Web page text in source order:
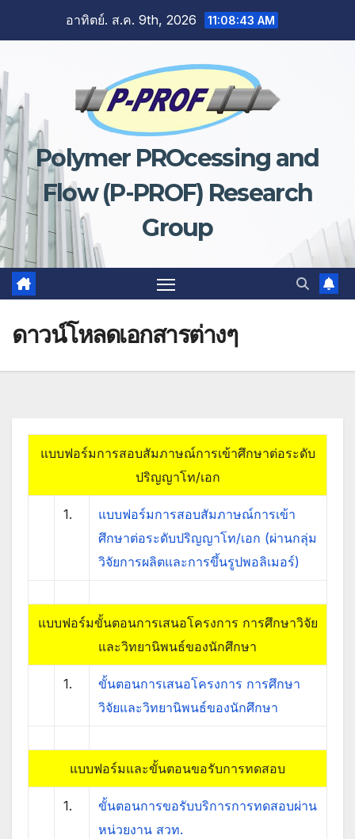
อาทิตย์. ส.ค. 9th, 2026 11:08:43 AM
Polymer PROcessing and
Flow (P-PROF) Research
Group
ดาวน์โหลดเอกสารต่างๆ
แบบฟอร์มการสอบสัมภาษณ์การเข้าศึกษาต่อระดับ
ปริญญาโท/เอก
1.
แบบฟอร์มการสอบสัมภาษณ์การเข้า
ศึกษาต่อระดับปริญญาโท/เอก (ผ่านกลุ่ม
วิจัยการผลิตและการขึ้นรูปพอลิเมอร์)
แบบฟอร์มขั้นตอนการเสนอโครงการ การศึกษาวิจัย
และวิทยานิพนธ์ของนักศึกษา
1.
ขั้นตอนการเสนอโครงการ การศึกษา
วิจัยและวิทยานิพนธ์ของนักศึกษา
แบบฟอร์มและขั้นตอนขอรับการทดสอบ
1.
ขั้นตอนการขอรับบริการการทดสอบผ่าน
หน่วยงาน สวท.